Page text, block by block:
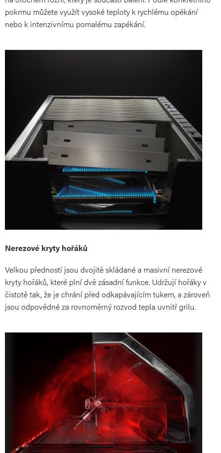
pokrmu můžete využít vysoké teploty k rychlému opékání
nebo k intenzivnímu pomalému zapékání.
Nerezové kryty hořáků
Velkou předností jsou dvojitě skládané a masivní nerezové
kryty hořáků, které plní dvě zásadní funkce. Udržují hořáky v
čistotě tak, že je chrání před odkapávajícím tukem, a zároveň
jsou odpovědné za rovnoměrný rozvod tepla uvnitř grilu.